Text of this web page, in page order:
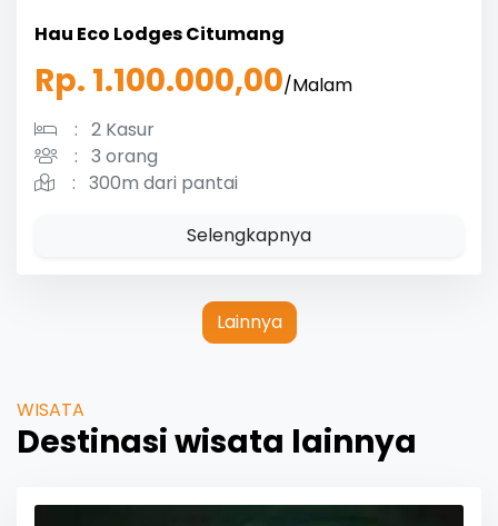
Hau Eco Lodges Citumang
Rp. 1.100.000,00/Malam
: 2 Kasur
: 3 orang
: 300m dari pantai
Selengkapnya
Lainnya
WISATA
Destinasi wisata lainnya